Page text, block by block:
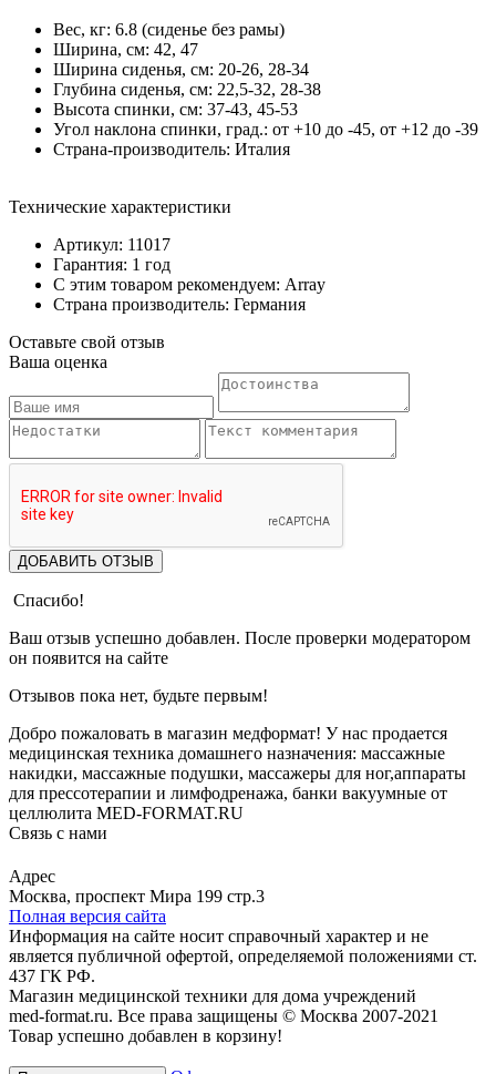
Вес, кг: 6.8 (сиденье без рамы)
Ширина, см: 42, 47
Ширина сиденья, см: 20-26, 28-34
Глубина сиденья, см: 22,5-32, 28-38
Высота спинки, см: 37-43, 45-53
Угол наклона спинки, град.: от +10 до -45, от +12 до -39
Страна-производитель: Италия
Технические характеристики
Артикул: 11017
Гарантия: 1 год
С этим товаром рекомендуем: Array
Страна производитель: Германия
Оставьте свой отзыв
Ваша оценка
ДОБАВИТЬ ОТЗЫВ
Спасибо!
Ваш отзыв успешно добавлен. После проверки модератором
он появится на сайте
Отзывов пока нет, будьте первым!
Добро пожаловать в магазин медформат! У нас продается
медицинская техника домашнего назначения: массажные
накидки, массажные подушки, массажеры для ног,аппараты
для прессотерапии и лимфодренажа, банки вакуумные от
целлюлита MED-FORMAT.RU
Связь с нами
Адрес
Москва, проспект Мира 199 стр.3
Полная версия сайта
Информация на сайте носит справочный характер и не
является публичной офертой, определяемой положениями ст.
437 ГК РФ.
Магазин медицинской техники для дома учреждений
med-format.ru. Все права защищены © Москва 2007-2021
Товар успешно добавлен в корзину!